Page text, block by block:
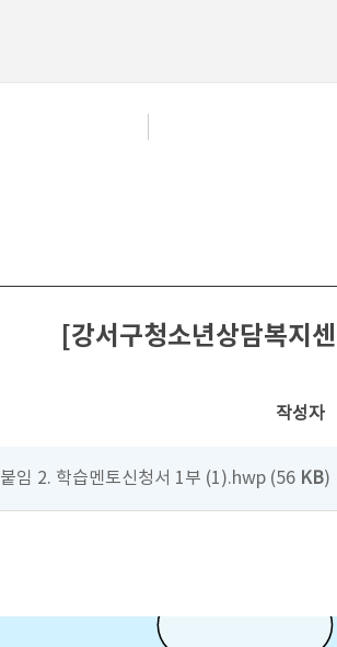
[강서구청소년상담복지
작성자
붙임 2. 학습멘토신청서 1부 (1).hwp (56 KB)